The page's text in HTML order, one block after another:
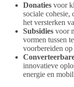
Donaties voor
sociale
het versterken
Subsidies voor
vormen tussen
voorbereiden
innovatieve
energie en